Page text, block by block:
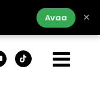
Avaa ×